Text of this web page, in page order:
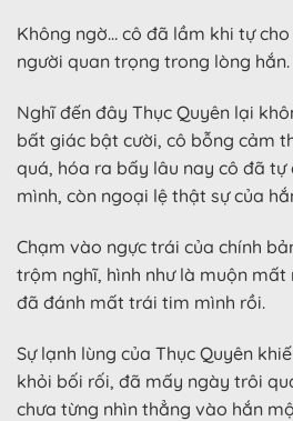
Không ngờ… cô đã lầm khi tự
người quan trọng trong lòng hắn.
Nghĩ đến đây Thục Quyên lại
bất giác bật cười, cô bỗng cảm
quá, hóa ra bấy lâu nay cô đã
mình, còn ngoại lệ thật sự của
Chạm vào ngực trái của chính
trộm nghĩ, hình như là muộn mất
đã đánh mất trái tim mình rồi.
Sự lạnh lùng của Thục Quyên
khỏi bối rối, đã mấy ngày trôi
chưa từng nhìn thẳng vào hắn